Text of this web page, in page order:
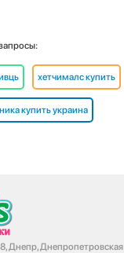
хетчималс купить
купить украина
Днепр, Днепропетровская